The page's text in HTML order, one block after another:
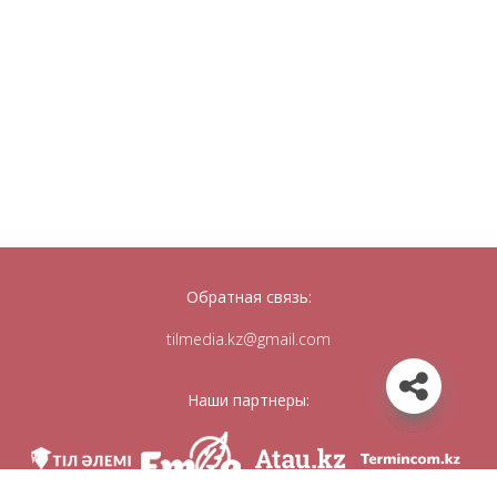
Обратная связь:
tilmedia.kz@gmail.com
Наши партнеры: